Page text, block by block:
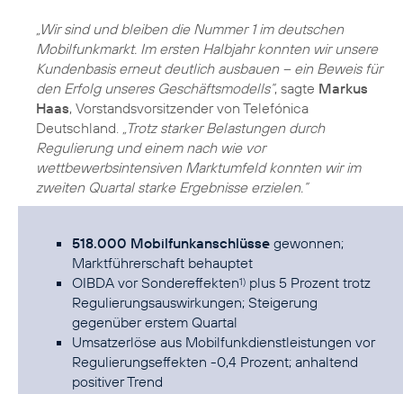
„Wir sind und bleiben die Nummer 1 im deutschen
Mobilfunkmarkt. Im ersten Halbjahr konnten wir unsere
Kundenbasis erneut deutlich ausbauen – ein Beweis für
den Erfolg unseres Geschäftsmodells“, sagte Markus
Haas, Vorstandsvorsitzender von Telefónica
Deutschland. „Trotz starker Belastungen durch
Regulierung und einem nach wie vor
wettbewerbsintensiven Marktumfeld konnten wir im
zweiten Quartal starke Ergebnisse erzielen.“
518.000 Mobilfunkanschlüsse gewonnen;
Marktführerschaft behauptet
OIBDA vor Sondereffekten1) plus 5 Prozent trotz
Regulierungsauswirkungen; Steigerung
gegenüber erstem Quartal
Umsatzerlöse aus Mobilfunkdienstleistungen vor
Regulierungseffekten -0,4 Prozent; anhaltend
positiver Trend